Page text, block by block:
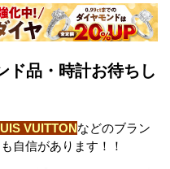
ド品・時計お待ちし
VUITTONなどのブラン
自信があります！！